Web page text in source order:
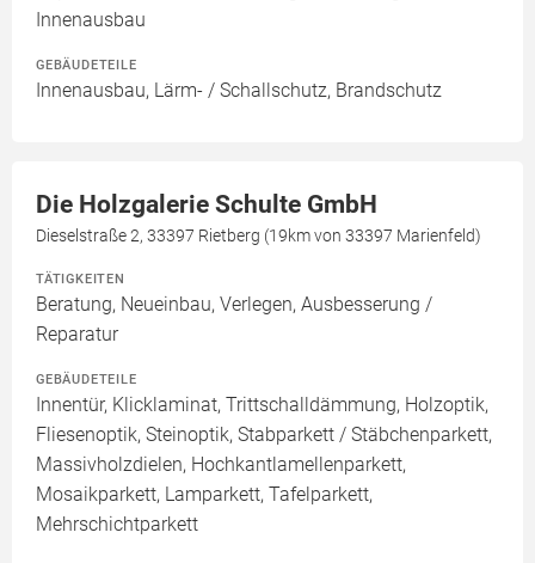
Innenausbau
GEBÄUDETEILE
Innenausbau, Lärm- / Schallschutz, Brandschutz
Die Holzgalerie Schulte GmbH
Dieselstraße 2, 33397 Rietberg (19km von 33397 Marienfeld)
TÄTIGKEITEN
Beratung, Neueinbau, Verlegen, Ausbesserung /
Reparatur
GEBÄUDETEILE
Innentür, Klicklaminat, Trittschalldämmung, Holzoptik,
Fliesenoptik, Steinoptik, Stabparkett / Stäbchenparkett,
Massivholzdielen, Hochkantlamellenparkett,
Mosaikparkett, Lamparkett, Tafelparkett,
Mehrschichtparkett